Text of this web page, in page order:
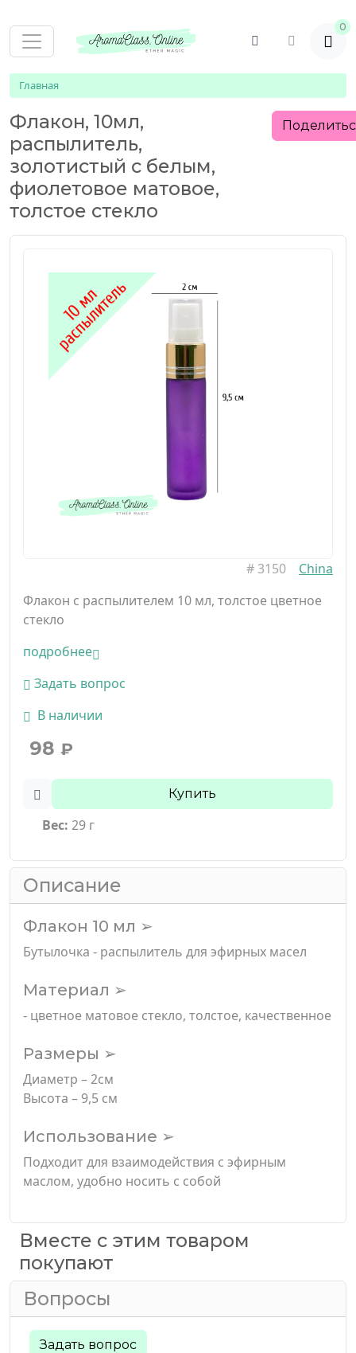
0
Главная
Флакон, 10мл,
распылитель,
золотистый с белым,
фиолетовое матовое,
толстое стекло
#3150
China
Флакон с распылителем 10 мл, толстое цветное
стекло
подробнее
Задать вопрос
В наличии
98 ₽
Купить
Вес: 29 г
Описание
Флакон 10 мл ➢
Бутылочка - распылитель для эфирных масел
Материал ➢
- цветное матовое стекло, толстое, качественное
Размеры ➢
Диаметр – 2см
Высота – 9,5 см
Использование ➢
Подходит для взаимодействия с эфирным
маслом, удобно носить с собой
Вместе с этим товаром
покупают
Вопросы
Задать вопрос